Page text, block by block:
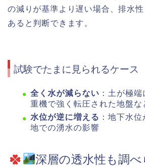
の減りが基準より遅い場合、排水
あると判断できます。
試験でたまに見られるケース
全く水が減らない ：土が極
重機で強く転圧された地盤な
水位が逆に増える ：地下水
地での湧水の影響
深層の透水性も調べ